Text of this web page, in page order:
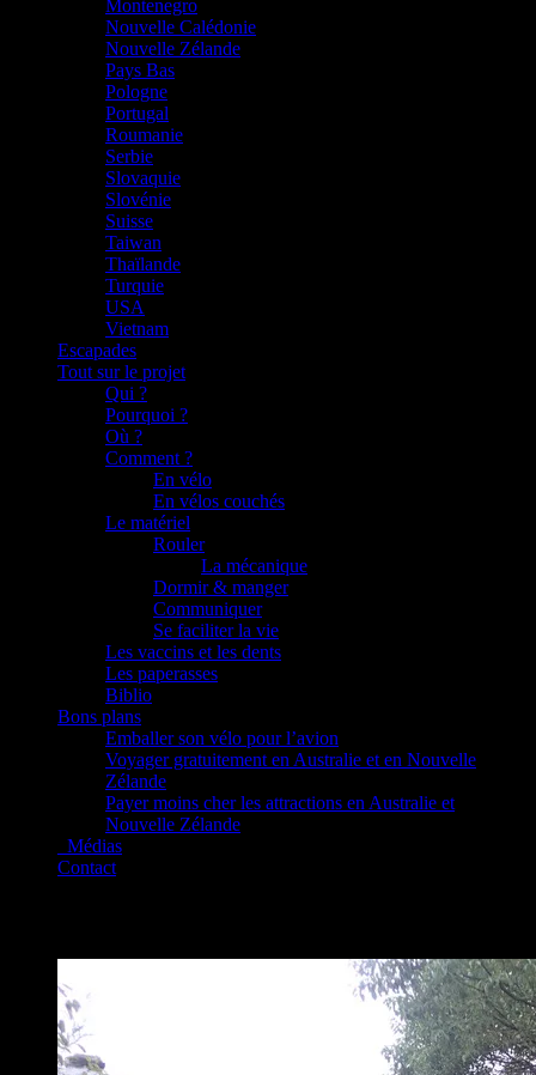
Montenegro
Nouvelle Calédonie
Nouvelle Zélande
Pays Bas
Pologne
Portugal
Roumanie
Serbie
Slovaquie
Slovénie
Suisse
Taiwan
Thaïlande
Turquie
USA
Vietnam
Escapades
Tout sur le projet
Qui ?
Pourquoi ?
Où ?
Comment ?
En vélo
En vélos couchés
Le matériel
Rouler
La mécanique
Dormir & manger
Communiquer
Se faciliter la vie
Les vaccins et les dents
Les paperasses
Biblio
Bons plans
Emballer son vélo pour l’avion
Voyager gratuitement en Australie et en Nouvelle
Zélande
Payer moins cher les attractions en Australie et
Nouvelle Zélande
_Médias
Contact